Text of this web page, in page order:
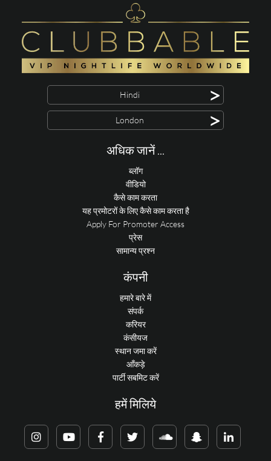
Hindi >
London >
अधिक जानें ...
ब्लॉग
वीडियो
कैसे काम करता
यह प्रमोटरों के लिए कैसे काम करता है
Apply For Promoter Access
प्रेस
सामान्य प्रश्न
कंपनी
हमारे बारे में
संपर्क
करियर
कंसीयज
स्थान जमा करें
आँकड़े
पार्टी सबमिट करें
हमें मिलिये